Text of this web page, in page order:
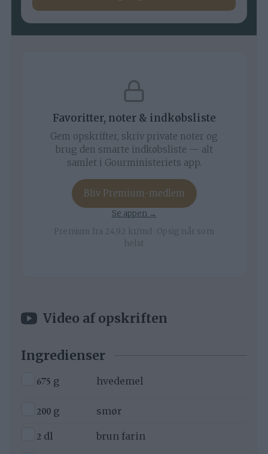
Favoritter, noter & indkøbsliste
Gem opskrifter, skriv private noter og
brug den smarte indkøbsliste — alt
samlet i Gourministeriets app.
Bliv Premium-medlem
Se appen →
Premium fra 24,92 kr/md · Opsig når som
helst
Video af opskriften
Ingredienser
▢
675 g hvedemel
▢
200 g
smør
▢
2 dl
brun farin